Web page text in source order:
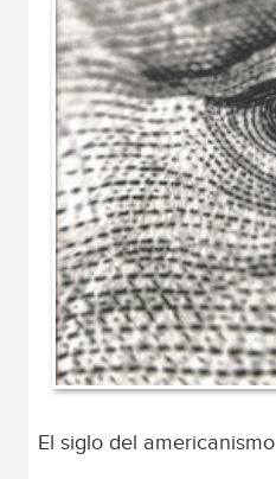
El siglo del americanismo